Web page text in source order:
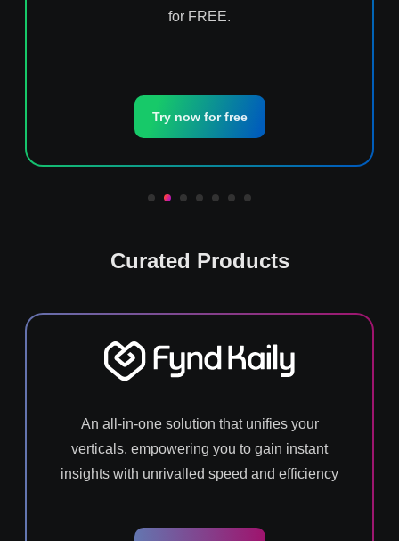
for FREE.
Try now for free
Curated Products
An all-in-one solution that unifies your
verticals, empowering you to gain instant
insights with unrivalled speed and efficiency